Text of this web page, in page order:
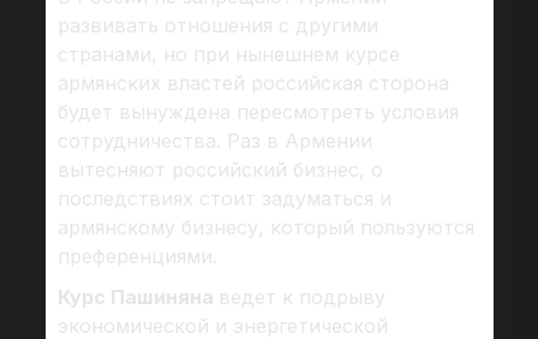
развивать отношения с другими
странами, но при нынешнем курсе
армянских властей российская сторона
будет вынуждена пересмотреть условия
сотрудничества. Раз в Армении
вытесняют российский бизнес, о
последствиях стоит задуматься и
армянскому бизнесу, который пользуются
преференциями.
Курс Пашиняна ведет к подрыву
экономической и энергетической